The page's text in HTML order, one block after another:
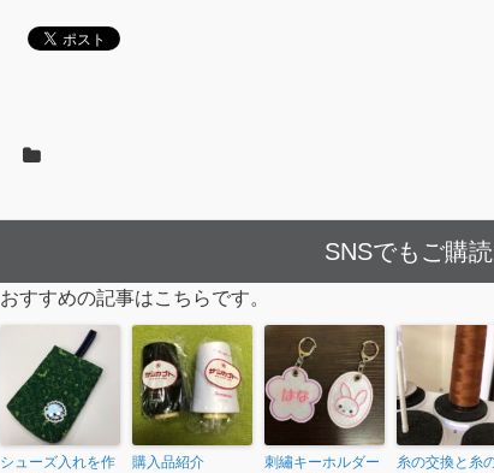
SNSでもご購読
おすすめの記事はこちらです。
シューズ入れを作
購入品紹介
刺繡キーホルダー
糸の交換と糸